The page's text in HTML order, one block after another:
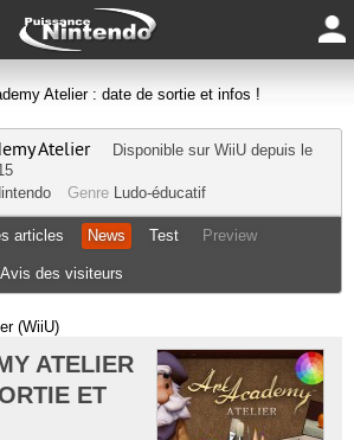
Atelier : date de sortie et infos !
Atelier Disponible sur WiiU depuis le
Genre Ludo-éducatif
articles News Test Preview
Avis des visiteurs
(WiiU)
ATELIER
ET